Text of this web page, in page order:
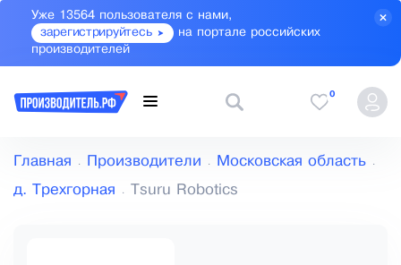
Уже 13564 пользователя с нами,
зарегистрируйтесь
на портале российских
производителей
0
Главная Производители Московская область
д. Трехгорная Tsuru Robotics